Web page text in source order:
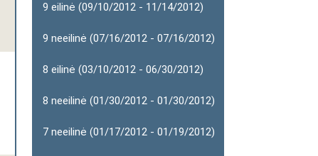
9 eilinė (09/10/2012 - 11/14/2012)
9 neeilinė (07/16/2012 - 07/16/2012)
8 eilinė (03/10/2012 - 06/30/2012)
8 neeilinė (01/30/2012 - 01/30/2012)
7 neeilinė (01/17/2012 - 01/19/2012)